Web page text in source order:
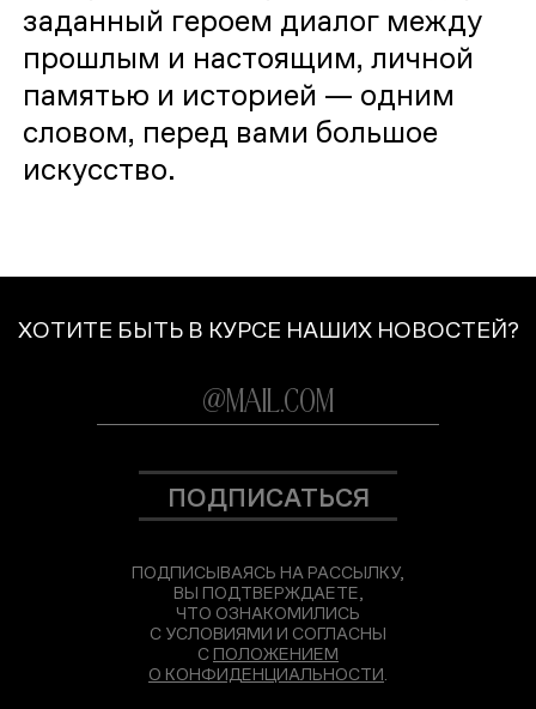
заданный героем диалог между
прошлым и настоящим, личной
памятью и историей — одним
словом, перед вами большое
искусство.
ХОТИТЕ БЫТЬ В КУРСЕ НАШИХ НОВОСТЕЙ?
ПОДПИСАТЬСЯ
ПОДПИСЫВАЯСЬ НА РАССЫЛКУ,
ВЫ ПОДТВЕРЖДАЕТЕ,
ЧТО ОЗНАКОМИЛИСЬ
С УСЛОВИЯМИ И СОГЛАСНЫ
С ПОЛОЖЕНИЕМ
О КОНФИДЕНЦИАЛЬНОСТИ